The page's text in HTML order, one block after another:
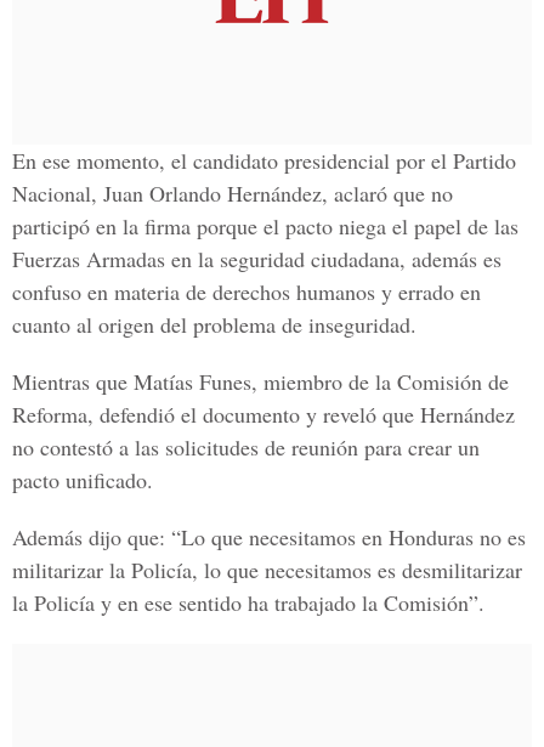
En ese momento, el candidato presidencial por el Partido
Nacional, Juan Orlando Hernández, aclaró que no
participó en la firma porque el pacto niega el papel de las
Fuerzas Armadas en la seguridad ciudadana, además es
confuso en materia de derechos humanos y errado en
cuanto al origen del problema de inseguridad.
Mientras que Matías Funes, miembro de la Comisión de
Reforma, defendió el documento y reveló que Hernández
no contestó a las solicitudes de reunión para crear un
pacto unificado.
Además dijo que: “Lo que necesitamos en Honduras no es
militarizar la Policía, lo que necesitamos es desmilitarizar
la Policía y en ese sentido ha trabajado la Comisión”.